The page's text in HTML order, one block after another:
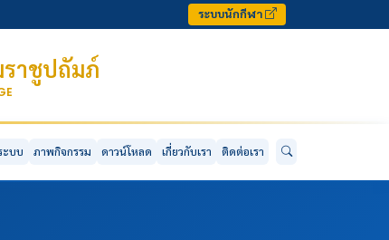
ระบบนักกีฬา
าชูปถัมภ์
ะบบ ภาพกิจกรรม ดาวน์โหลด เกี่ยวกับเรา ติดต่อเรา